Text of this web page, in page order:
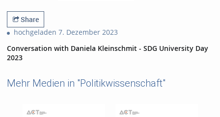
views
favorites
Share
hochgeladen 7. Dezember 2023
Conversation with Daniela Kleinschmit - SDG University Day
2023
Mehr Medien in "Politikwissenschaft"